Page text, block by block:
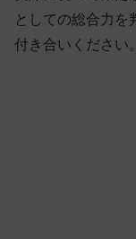
としての総合力を
付き合いください。